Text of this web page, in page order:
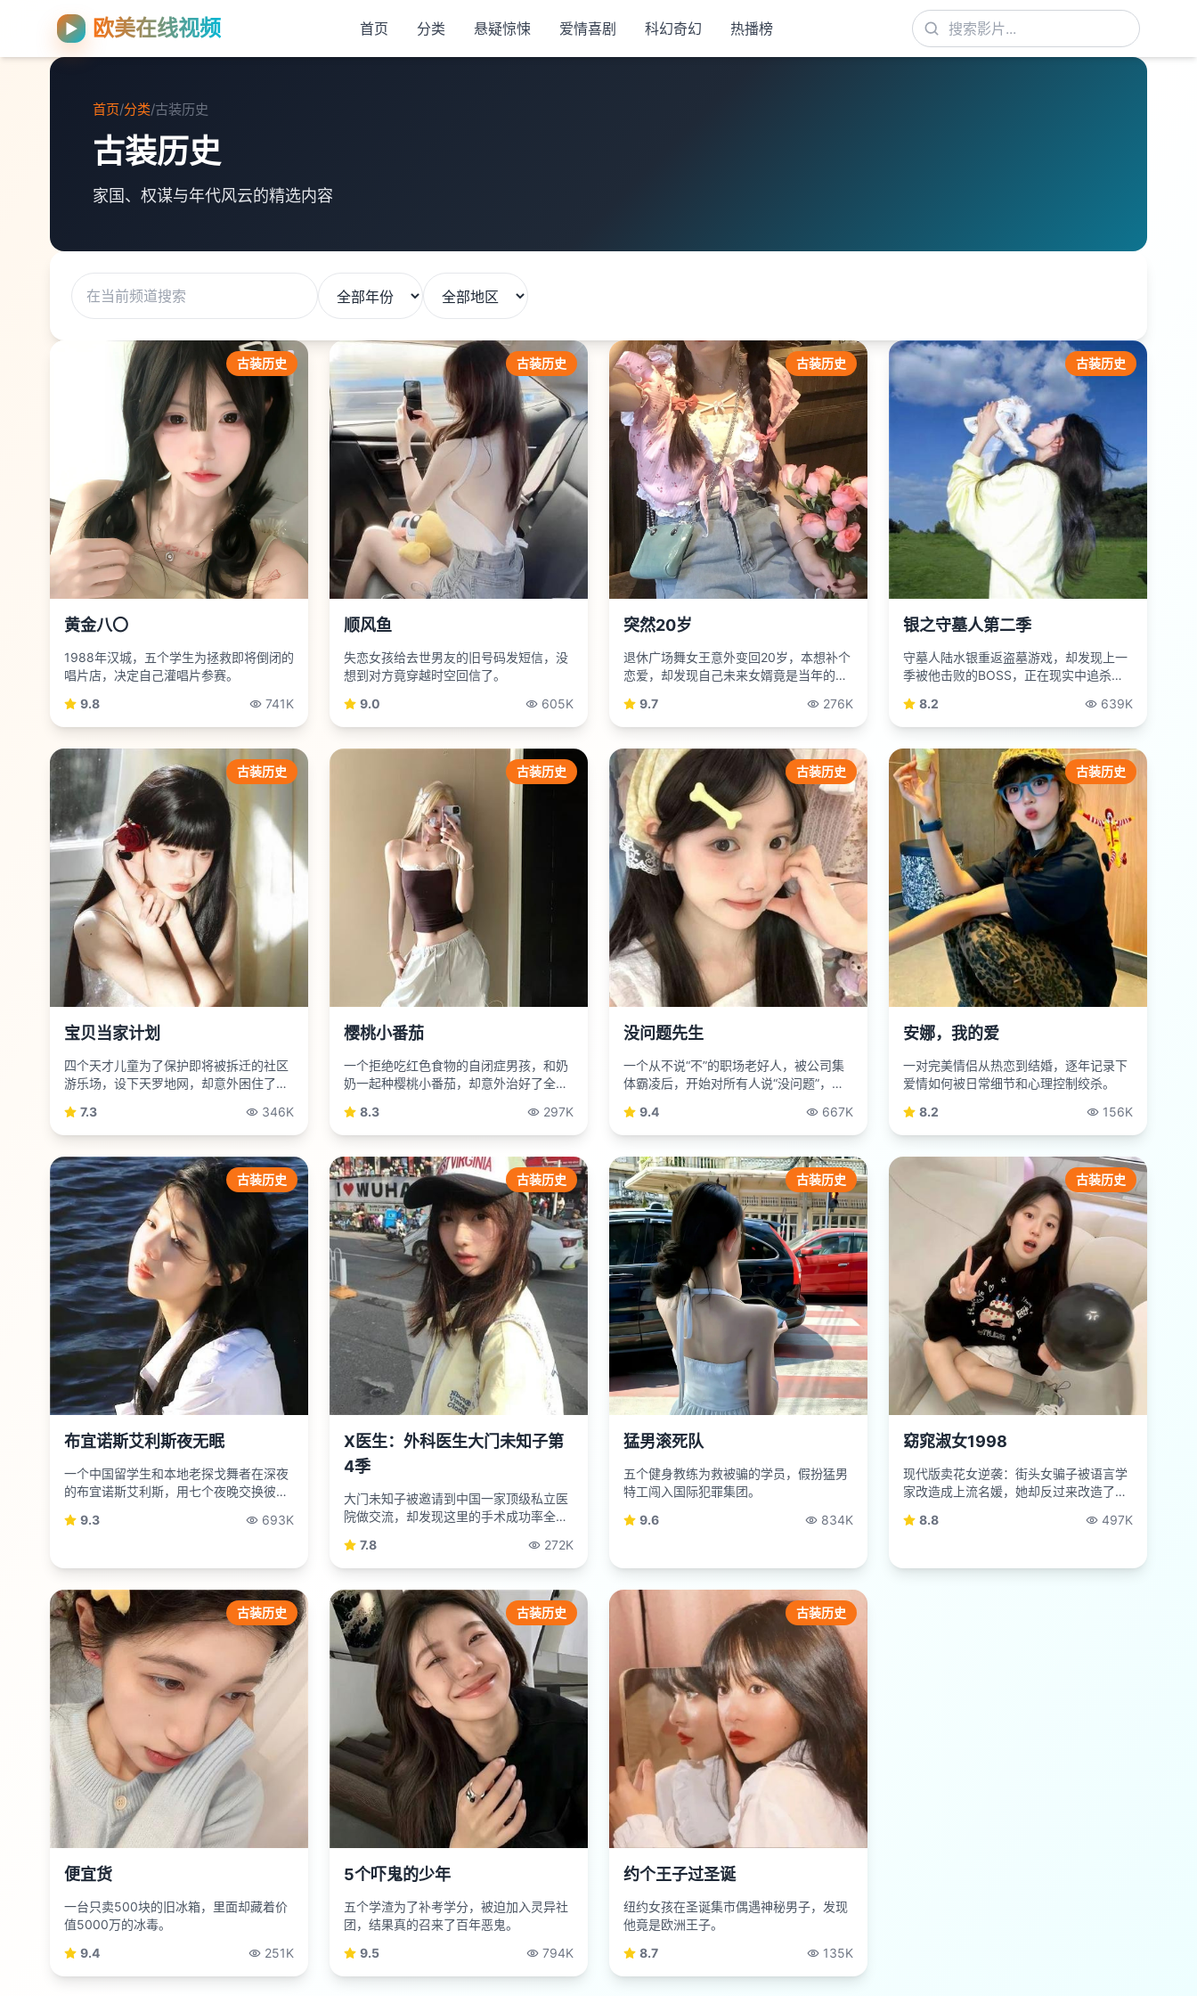
▶ 欧美在线视频 首页 分类 悬疑惊悚 爱情喜剧 科幻奇幻 热播榜
首页/分类/古装历史
古装历史
家国、权谋与年代风云的精选内容
古装历史
黄金八〇
1988年汉城，五个学生为拯救即将倒闭的
唱片店，决定自己灌唱片参赛。
9.8
741K
古装历史
顺风鱼
失恋女孩给去世男友的旧号码发短信，没
想到对方竟穿越时空回信了。
9.0
605K
古装历史
突然20岁
退休广场舞女王意外变回20岁，本想补个
恋爱，却发现自己未来女婿竟是当年的暗
9.7 276K
古装历史
银之守墓人第二季
守墓人陆水银重返盗墓游戏，却发现上一
季被他击败的BOSS，正在现实中追杀玩
8.2 639K
古装历史
宝贝当家计划
四个天才儿童为了保护即将被拆迁的社区
游乐场，设下天罗地网，却意外困住了一
7.3 346K
古装历史
樱桃小番茄
一个拒绝吃红色食物的自闭症男孩，和奶
奶一起种樱桃小番茄，却意外治好了全家
8.3 297K
古装历史
没问题先生
一个从不说“不”的职场老好人，被公司集
体霸凌后，开始对所有人说“没问题”，然
9.4 667K
古装历史
安娜，我的爱
一对完美情侣从热恋到结婚，逐年记录下
爱情如何被日常细节和心理控制绞杀。
8.2
156K
古装历史
布宜诺斯艾利斯夜无眠
一个中国留学生和本地老探戈舞者在深夜
的布宜诺斯艾利斯，用七个夜晚交换彼此
9.3 693K
古装历史
X医生：外科医生大门未知子第
4季
大门未知子被邀请到中国一家顶级私立医
院做交流，却发现这里的手术成功率全靠
7.8 272K
古装历史
猛男滚死队
五个健身教练为救被骗的学员，假扮猛男
特工闯入国际犯罪集团。
9.6
834K
古装历史
窈窕淑女1998
现代版卖花女逆袭：街头女骗子被语言学
家改造成上流名媛，她却反过来改造了
8.8 497K
古装历史
便宜货
一台只卖500块的旧冰箱，里面却藏着价
值5000万的冰毒。
9.4
251K
古装历史
5个吓鬼的少年
五个学渣为了补考学分，被迫加入灵异社
团，结果真的召来了百年恶鬼。
9.5
794K
古装历史
约个王子过圣诞
纽约女孩在圣诞集市偶遇神秘男子，发现
他竟是欧洲王子。
8.7
135K